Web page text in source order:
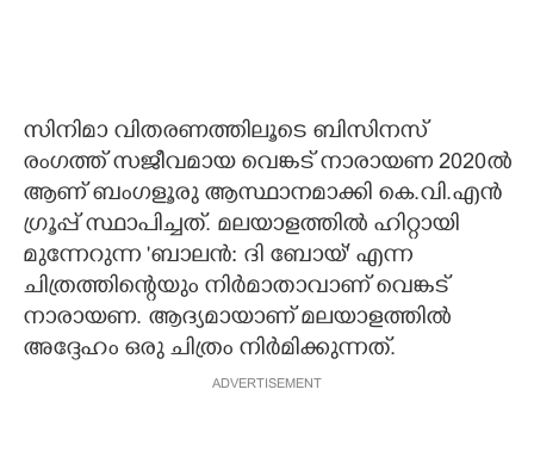
സിനിമാ വിതരണത്തിലൂടെ ബിസിനസ്
രംഗത്ത് സജീവമായ വെങ്കട് നാരായണ 2020ല്‍
ആണ് ബംഗളൂരു ആസ്ഥാനമാക്കി കെ.വി.എന്‍
ഗ്രൂപ്പ് സ്ഥാപിച്ചത്. മലയാളത്തില്‍ ഹിറ്റായി
മുന്നേറുന്ന 'ബാലന്‍: ദി ബോയ്' എന്ന
ചിത്രത്തിന്റെയും നിര്‍മാതാവാണ് വെങ്കട്
നാരായണ. ആദ്യമായാണ് മലയാളത്തില്‍
അദ്ദേഹം ഒരു ചിത്രം നിര്‍മിക്കുന്നത്.
ADVERTISEMENT